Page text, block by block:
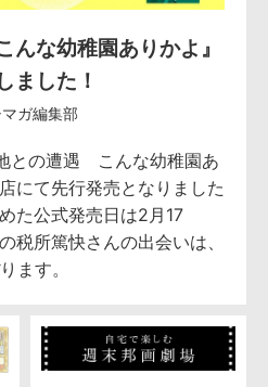
んな幼稚園ありかよ』
ました！
マガ編集部
との遭遇 こんな幼稚園あ
にて先行発売となりました
た公式発売日は2月17
税所篤快さんの出会いは、
ます。